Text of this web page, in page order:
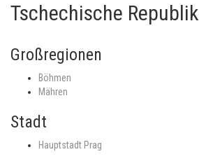
Tschechische Republik
Großregionen
Böhmen
Mähren
Stadt
Hauptstadt Prag